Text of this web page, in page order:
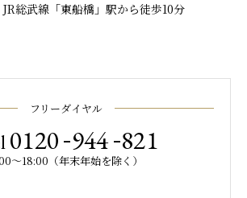
JR総武線「東船橋」駅から徒歩10分
フリーダイヤル
0120-944-821
～18:00（年末年始を除く）